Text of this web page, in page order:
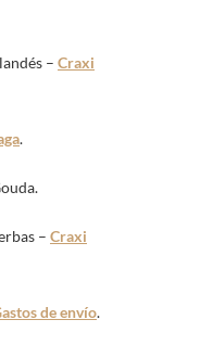
– Craxi
.
– Craxi
de envío.